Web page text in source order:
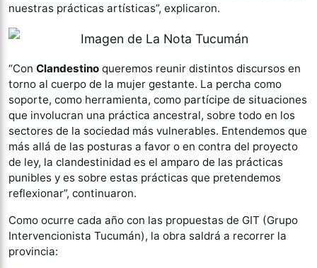
nuestras prácticas artísticas”, explicaron.
“Con Clandestino queremos reunir distintos discursos en
torno al cuerpo de la mujer gestante. La percha como
soporte, como herramienta, como partícipe de situaciones
que involucran una práctica ancestral, sobre todo en los
sectores de la sociedad más vulnerables. Entendemos que
más allá de las posturas a favor o en contra del proyecto
de ley, la clandestinidad es el amparo de las prácticas
punibles y es sobre estas prácticas que pretendemos
reflexionar”, continuaron.
Como ocurre cada año con las propuestas de GIT (Grupo
Intervencionista Tucumán), la obra saldrá a recorrer la
provincia: